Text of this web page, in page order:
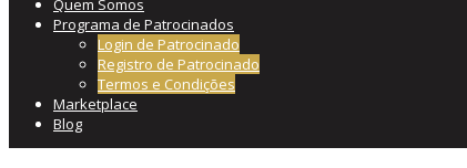
Quem Somos
Programa de Patrocinados
Login de Patrocinado
Registro de Patrocinado
Termos e Condições
Marketplace
Blog